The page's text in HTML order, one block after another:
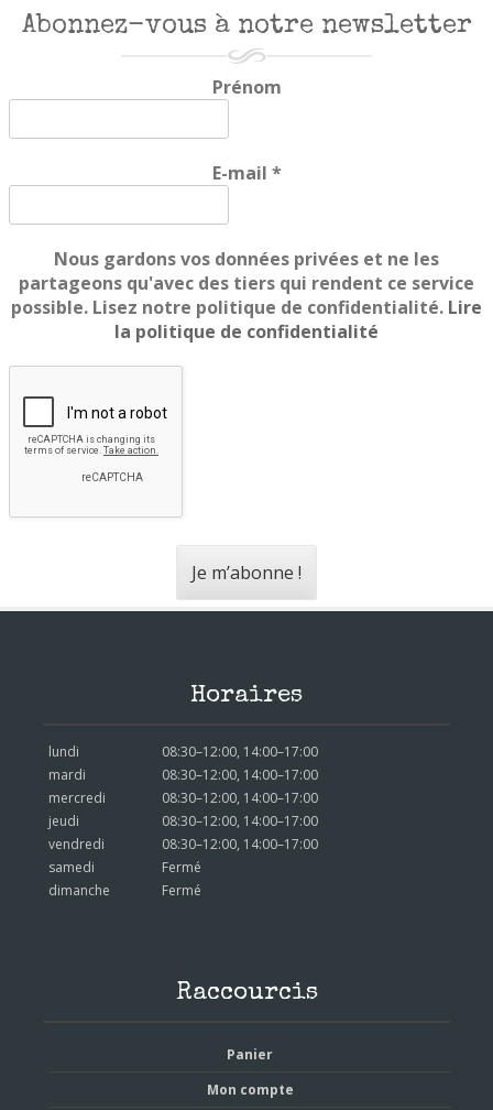
Abonnez-vous à notre newsletter
Prénom
E-mail *
Nous gardons vos données privées et ne les
partageons qu'avec des tiers qui rendent ce service
possible. Lisez notre politique de confidentialité. Lire
la politique de confidentialité
Horaires
lundi
08:30–12:00, 14:00–17:00
mardi
08:30–12:00, 14:00–17:00
mercredi
08:30–12:00, 14:00–17:00
jeudi
08:30–12:00, 14:00–17:00
vendredi
08:30–12:00, 14:00–17:00
samedi
Fermé
dimanche
Fermé
Raccourcis
Panier
Mon compte